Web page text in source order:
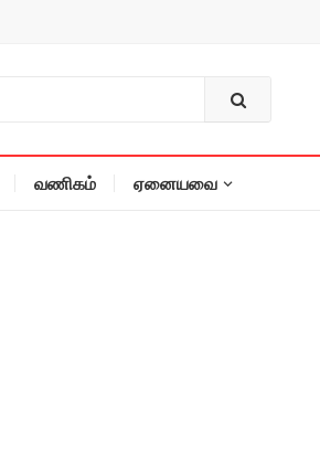
வணிகம் ஏனையவை